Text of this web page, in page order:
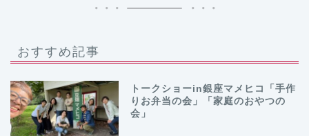
おすすめ記事
トークショーin銀座マメヒコ「手作
りお弁当の会」「家庭のおやつの
会」